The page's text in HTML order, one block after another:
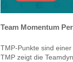
Team Momentum
TMP-Punkte sind
TMP zeigt die